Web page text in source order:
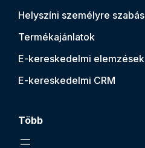
Helyszíni személyre szabás
Termékajánlatok
E-kereskedelmi elemzések
E-kereskedelmi CRM
Több